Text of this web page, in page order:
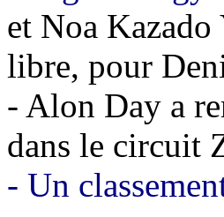
et Noa Kazado
libre, pour
- Alon Day a
dans le circuit
- Un